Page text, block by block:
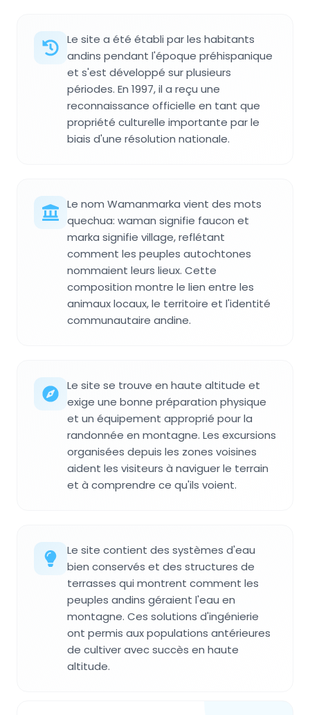
Le site a été établi par les habitants
andins pendant l'époque préhispanique
et s'est développé sur plusieurs
périodes. En 1997, il a reçu une
reconnaissance officielle en tant que
propriété culturelle importante par le
biais d'une résolution nationale.
Le nom Wamanmarka vient des mots
quechua: waman signifie faucon et
marka signifie village, reflétant
comment les peuples autochtones
nommaient leurs lieux. Cette
composition montre le lien entre les
animaux locaux, le territoire et l'identité
communautaire andine.
Le site se trouve en haute altitude et
exige une bonne préparation physique
et un équipement approprié pour la
randonnée en montagne. Les excursions
organisées depuis les zones voisines
aident les visiteurs à naviguer le terrain
et à comprendre ce qu'ils voient.
Le site contient des systèmes d'eau
bien conservés et des structures de
terrasses qui montrent comment les
peuples andins géraient l'eau en
montagne. Ces solutions d'ingénierie
ont permis aux populations antérieures
de cultiver avec succès en haute
altitude.